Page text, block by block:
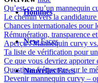
Hommes
NewFaces
NouvellesFaces
Qu’est-ce qu’un mannequin
Le chemin vers la
Chances internationales pour
Rémunération, transparence
Aperçu : Mannequin curvy
Ta liste de vérification pour
Ce que vous devriez
Questions fréquentes sur le
Devenir mannequin curvy –